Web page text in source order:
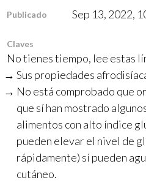
Publicado Sep 13, 2022,
Claves
No tienes tiempo, lee estas
Sus propiedades
No está comprobado que
que sí han mostrado
alimentos con alto índice
pueden elevar el nivel de
rápidamente) sí pueden
cutáneo.